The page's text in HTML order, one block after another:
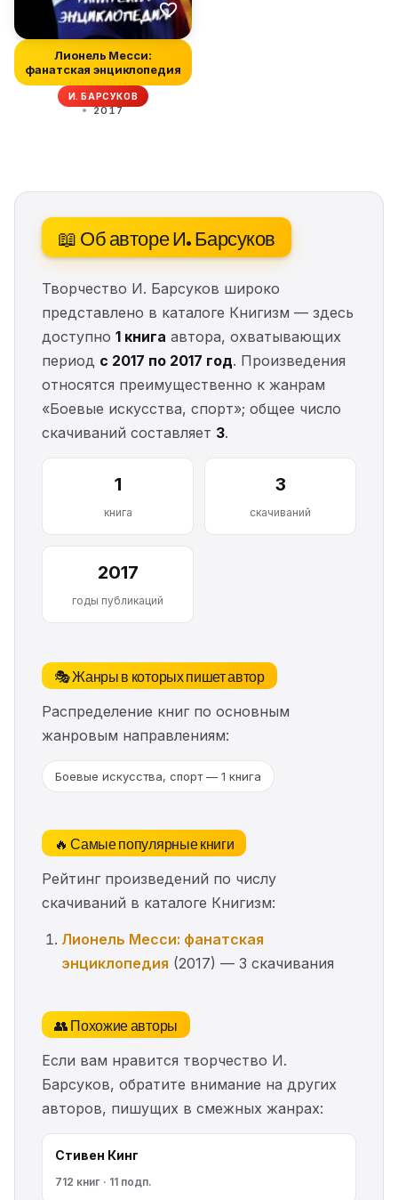
Лионель Месси:
фанатская энциклопедия
И. БАРСУКОВ
2017
📖 Об авторе И. Барсуков
Творчество И. Барсуков широко
представлено в каталоге Книгизм — здесь
доступно 1 книга автора, охватывающих
период с 2017 по 2017 год. Произведения
относятся преимущественно к жанрам
«Боевые искусства, спорт»; общее число
скачиваний составляет 3.
1
книга
3
скачиваний
2017
годы публикаций
🎭 Жанры в которых пишет автор
Распределение книг по основным
жанровым направлениям:
Боевые искусства, спорт — 1 книга
🔥 Самые популярные книги
Рейтинг произведений по числу
скачиваний в каталоге Книгизм:
Лионель Месси: фанатская
энциклопедия (2017) — 3 скачивания
👥 Похожие авторы
Если вам нравится творчество И.
Барсуков, обратите внимание на других
авторов, пишущих в смежных жанрах:
Стивен Кинг
712 книг · 11 подп.